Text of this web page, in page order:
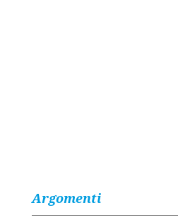
Argomenti